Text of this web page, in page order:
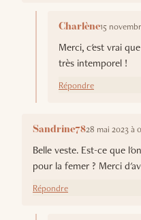
Charlène15
Merci, c'est vrai
très intemporel !
Répondre
Sandrine7828 mai 2023 à
Belle veste. Est-ce que
pour la femer ? Merci
Répondre